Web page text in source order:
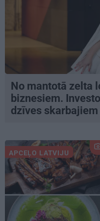
No mantotā zelta
biznesiem.
dzīves
APCEĻO LATVIJU